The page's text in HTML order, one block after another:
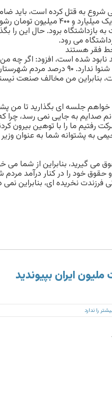
شروع به قتل کرده است، باید
ندادید فردی که شروع به قتل کرده و
برود. حال این را
می رود.
نابود شده است، افزود: اگر چه
نیز گفتم، اما متاسفانه ایشان گوش شنوا
بنابراین من مخالف صنعت
جلسه ای بگذارید تا من
صدایم به جایی نمی رسد، چرا
ما را با توهین بیرون
به پشتوانه شما به عنوان
می گیرید، بنابراین از شما می
خود را در کنار درآمد مردم
فرزندت نخریده ای، بنابراین
ایران بپیوندید
را ندارد